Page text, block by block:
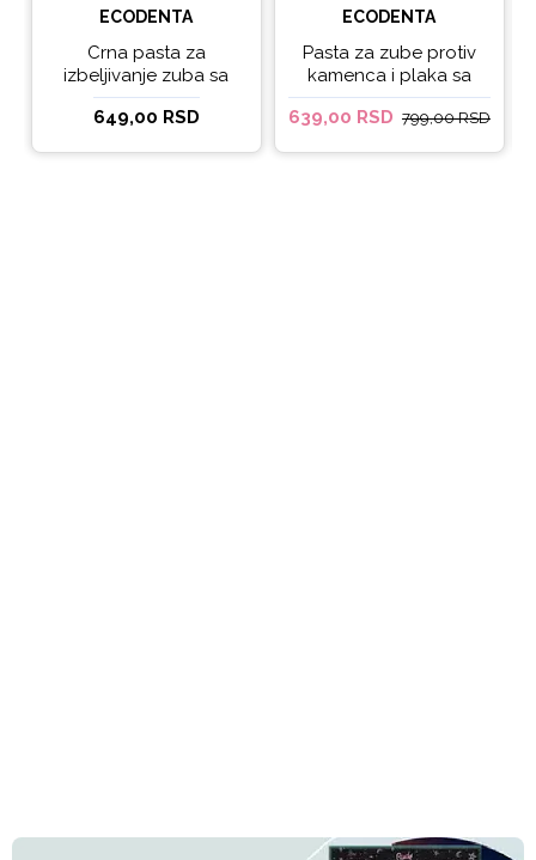
ECODENTA
Crna pasta za
izbeljivanje zuba sa
ukusom narandže
Ecodenta 100 ml
649,00 RSD
ECODENTA
Pasta za zube protiv
kamenca i plaka sa
kokosovim uljem
Ecodenta ORGANIC
639,00 RSD 799,00 RSD